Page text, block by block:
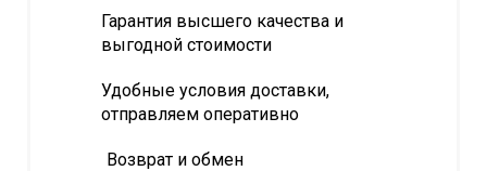
Гарантия высшего качества и
выгодной стоимости
Удобные условия доставки,
отправляем оперативно
Возврат и обмен